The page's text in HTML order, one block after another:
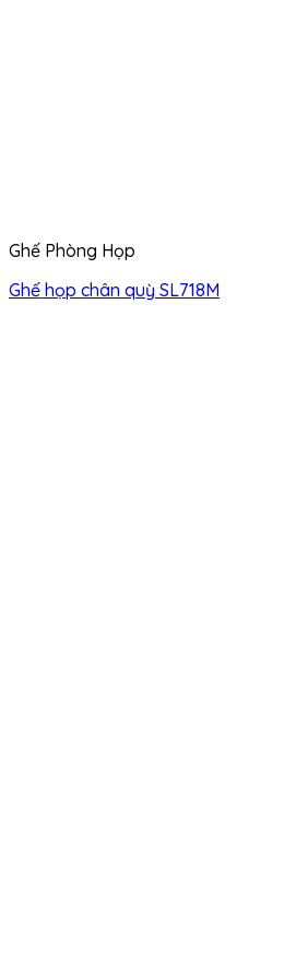
Ghế Phòng Họp
Ghế họp chân quỳ SL718M